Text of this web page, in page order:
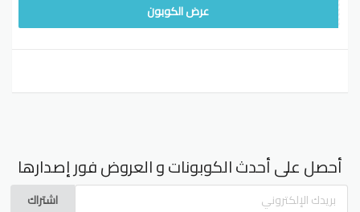
عرض الكوبون
أحصل على أحدث الكوبونات و العروض فور إصدارها
اشتراك